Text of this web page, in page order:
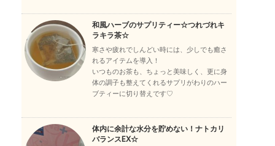
和風ハーブのサプリティー☆つれづれキ
ラキラ茶☆
寒さや疲れでしんどい時には、少しでも癒さ
れるアイテムを導入！
いつものお茶も、ちょっと美味しく、更に身
体の調子も整えてくれるサプリがわりのハー
ブティーに切り替えです♡
体内に余計な水分を貯めない！ナトカリ
バランスEX☆